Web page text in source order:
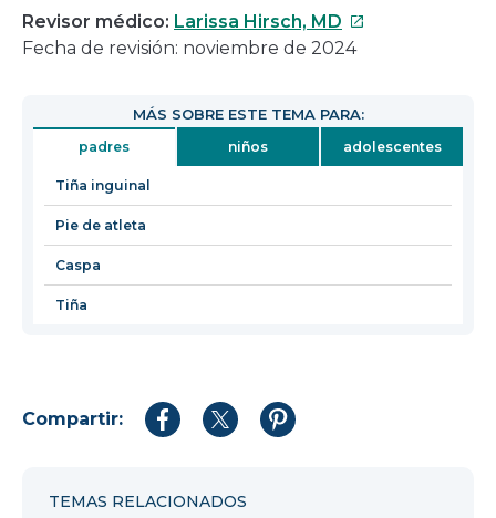
Revisor médico: Larissa Hirsch, MD Este
enlace
en
una
ventana
Fecha de revisión: noviembre de 2024
MÁS SOBRE ESTE TEMA PARA:
padres niños adolescentes
Tiña inguinal
Pie de atleta
Caspa
Tiña
Compartir:
CompartirCompartirCompartir
TEMAS RELACIONADOS